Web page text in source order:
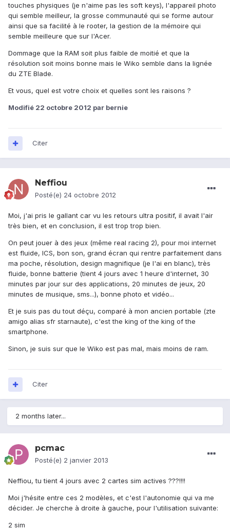
touches physiques (je n'aime pas les soft keys), l'appareil photo
qui semble meilleur, la grosse communauté qui se forme autour
ainsi que sa facilité à le rooter, la gestion de la mémoire qui
semble meilleure que sur l'Acer.
Dommage que la RAM soit plus faible de moitié et que la
résolution soit moins bonne mais le Wiko semble dans la lignée
du ZTE Blade.
Et vous, quel est votre choix et quelles sont les raisons ?
Modifié 22 octobre 2012 par bernie
Citer
Neffiou
Posté(e) 24 octobre 2012
Moi, j'ai pris le gallant car vu les retours ultra positif, il avait l'air
très bien, et en conclusion, il est trop trop bien.
On peut jouer à des jeux (même real racing 2), pour moi internet
est fluide, ICS, bon son, grand écran qui rentre parfaitement dans
ma poche, résolution, design magnifique (je l'ai en blanc), très
fluide, bonne batterie (tient 4 jours avec 1 heure d'internet, 30
minutes par jour sur des applications, 20 minutes de jeux, 20
minutes de musique, sms...), bonne photo et vidéo...
Et je suis pas du tout déçu, comparé à mon ancien portable (zte
amigo alias sfr starnaute), c'est the king of the king of the
smartphone.
Sinon, je suis sur que le Wiko est pas mal, mais moins de ram.
Citer
2 months later...
pcmac
Posté(e) 2 janvier 2013
Neffiou, tu tient 4 jours avec 2 cartes sim actives ???!!!!
Moi j'hésite entre ces 2 modèles, et c'est l'autonomie qui va me
décider. Je cherche à droite à gauche, pour l'utilisation suivante:
2 sim